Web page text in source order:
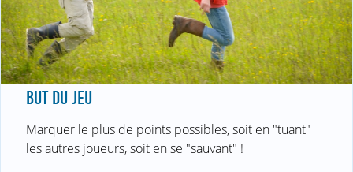
BUT DU JEU
Marquer le plus de points possibles, soit en "tuant"
les autres joueurs, soit en se "sauvant" !